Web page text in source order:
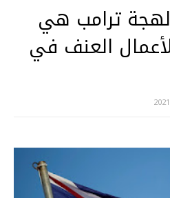
لهجة ترامب هي
العنف في